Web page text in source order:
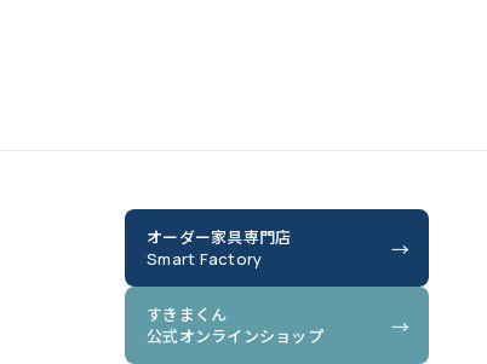
オーダー家具専門店
Smart Factory
すきまくん
公式オンラインショップ